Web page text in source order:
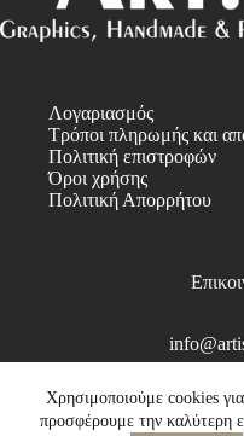
Χρησιμοποιούμε cookies
προσφέρουμε την καλύτερη
Λογαριασμός
Τρόποι πληρωμής και
Πολιτική επιστροφών
Όροι χρήσης
Πολιτική Απορρήτου